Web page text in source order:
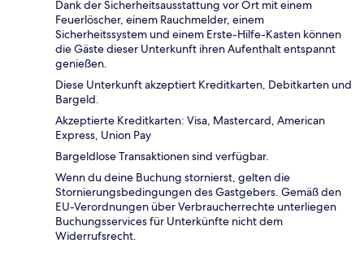
Dank der Sicherheitsausstattung vor Ort mit einem
Feuerlöscher, einem Rauchmelder, einem
Sicherheitssystem und einem Erste-Hilfe-Kasten können
die Gäste dieser Unterkunft ihren Aufenthalt entspannt
genießen.
Diese Unterkunft akzeptiert Kreditkarten, Debitkarten und
Bargeld.
Akzeptierte Kreditkarten: Visa, Mastercard, American
Express, Union Pay
Bargeldlose Transaktionen sind verfügbar.
Wenn du deine Buchung stornierst, gelten die
Stornierungsbedingungen des Gastgebers. Gemäß den
EU-Verordnungen über Verbraucherrechte unterliegen
Buchungsservices für Unterkünfte nicht dem
Widerrufsrecht.